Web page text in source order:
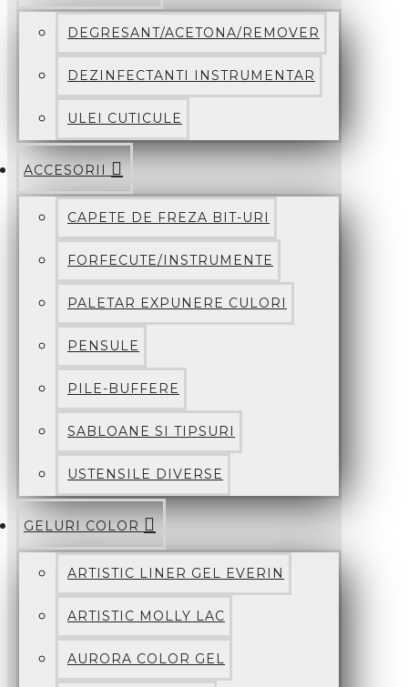
DEGRESANT/ACETONA/REMOVER
DEZINFECTANTI INSTRUMENTAR
ULEI CUTICULE
ACCESORII
CAPETE DE FREZA BIT-URI
FORFECUTE/INSTRUMENTE
PALETAR EXPUNERE CULORI
PENSULE
PILE-BUFFERE
SABLOANE SI TIPSURI
USTENSILE DIVERSE
GELURI COLOR
ARTISTIC LINER GEL EVERIN
ARTISTIC MOLLY LAC
AURORA COLOR GEL